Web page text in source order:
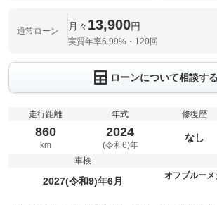
通常ローン 月々 13,900円
実質年率6.99%・120回
ローンについて相談する
走行距離
860
km
年式
2024
(令和6)年
修復歴
なし
車検
2027(令和9)年6月
オフブルー